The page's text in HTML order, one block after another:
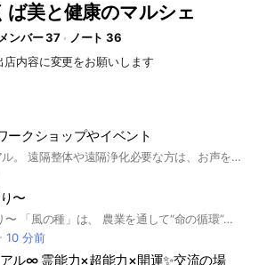
美と健康のマルシェ
メンバー 37
ノート 36
店内容に変更をお願いします
ークショップやイベント
スピリチュアル。 遠隔整体や遠隔浄化必要な方は、お声をかけてください💕天路
〜
風の種 〜彩り〜 「風の種」は、 農業を通して“命の循環”を学び、 人と人のあいだに“出会いと可能性の種”を蒔く場です。 これからの風の時代は、 力や競争ではなく、 想い・ご縁・個性が軽やかに緩やかにつながり、広がっていく時代。 この場所では、 ヒーリング、農業、カウンセリング、ヨガ、瞑想、教育、 それぞれの「得意」が種となり、 誰かの人生にそっと風に乗って届いていきます。 人の揚げ足を取るのではなく、 違いを認め、支え合い、讃え合うこと。 ひとつの種が芽吹き、花となり、実となり、 やがて彩り豊かな輪になっていく。 「風の種 〜彩り〜」は、 そんな循環を、古民家というあたたかな場から育てていく 共創型コミュニティです。 #古民家 #コミュニティ #農業 #応援
10 分前
ル∞ 霊能力×超能力×開運✨交流の場